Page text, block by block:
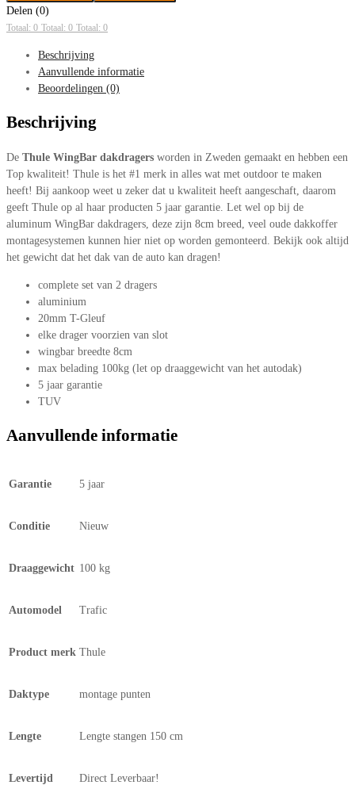
Delen (0)
Totaal: 0 Totaal: 0 Totaal: 0
Beschrijving
Aanvullende informatie
Beoordelingen (0)
Beschrijving
De Thule WingBar dakdragers worden in Zweden gemaakt en hebben een
Top kwaliteit! Thule is het #1 merk in alles wat met outdoor te maken
heeft! Bij aankoop weet u zeker dat u kwaliteit heeft aangeschaft, daarom
geeft Thule op al haar producten 5 jaar garantie. Let wel op bij de
aluminum WingBar dakdragers, deze zijn 8cm breed, veel oude dakkoffer
montagesystemen kunnen hier niet op worden gemonteerd. Bekijk ook altijd
het gewicht dat het dak van de auto kan dragen!
complete set van 2 dragers
aluminium
20mm T-Gleuf
elke drager voorzien van slot
wingbar breedte 8cm
max belading 100kg (let op draaggewicht van het autodak)
5 jaar garantie
TUV
Aanvullende informatie
Garantie 5 jaar
Conditie Nieuw
Draaggewicht 100 kg
Automodel Trafic
Product merk Thule
Daktype montage punten
Lengte Lengte stangen 150 cm
Levertijd Direct Leverbaar!